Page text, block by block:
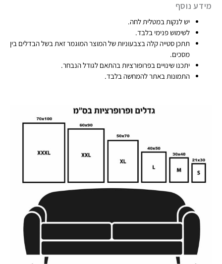
מידע נוסף
יש לנקות במטלית לחה.
לשימוש פנימי בלבד.
תתכן סטייה קלה בצבעוניות של המוצר המוגמר זאת בשל הבדלים בין
מסכים.
יתכנו שינויים בפרופורציות בהתאם לגודל הנבחר.
התמונות באתר להמחשה בלבד.